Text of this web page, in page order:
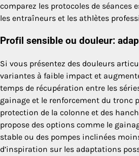
comparez les protocoles de séances
les entraîneurs et les athlètes
Profil sensible ou douleur:
Si vous présentez des douleurs
variantes à faible impact et
temps de récupération entre les
gainage et le renforcement du tronc
protection de la colonne et des
propose des options comme le
stable ou des pompes inclinées
d’inspiration sur les adaptations